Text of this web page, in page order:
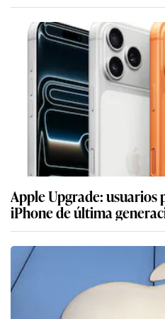
Apple Upgrade:
iPhone de última